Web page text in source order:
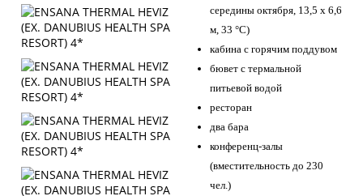
середины октября, 13,5 x 6,6
м, 33 °C)
кабина с горячим поддувом
бювет с термальной
питьевой водой
ресторан
два бара
конференц-залы
(вместительность до 230
чел.)